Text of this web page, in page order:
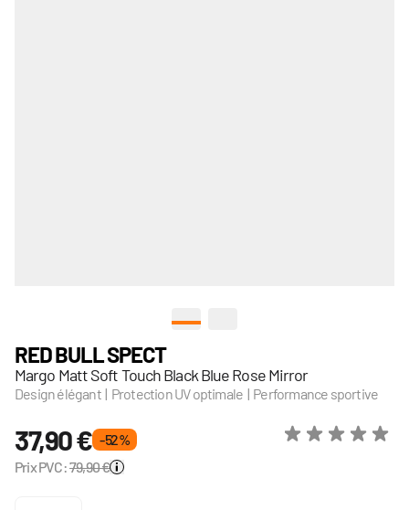
RED BULL SPECT
Margo Matt Soft Touch Black Blue Rose Mirror
Design élégant | Protection UV optimale | Performance sportive
37,90 € - 52 %
Prix PVC:79,90 €